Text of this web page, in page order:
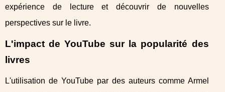
expérience de lecture et découvrir de nouvelles
perspectives sur le livre.
L'impact de YouTube sur la popularité des
livres
L'utilisation de YouTube par des auteurs comme Armel